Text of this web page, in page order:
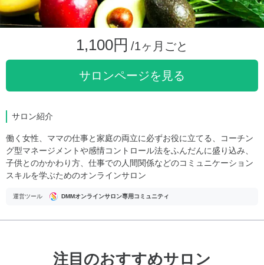
1,100円 /1ヶ月ごと
サロンページを見る
サロン紹介
働く女性、ママの仕事と家庭の両立に必ずお役に立てる、コーチン
グ型マネージメントや感情コントロール法をふんだんに盛り込み、
子供とのかかわり方、仕事での人間関係などのコミュニケーション
スキルを学ぶためのオンラインサロン
運営ツール DMMオンラインサロン専用コミュニティ
注目のおすすめサロン